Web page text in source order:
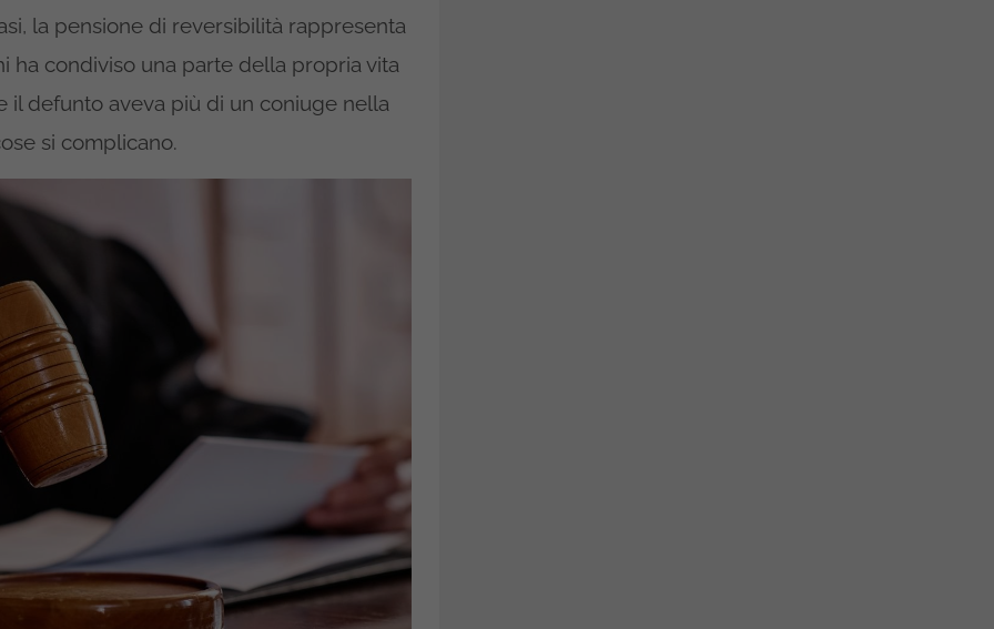
la pensione di reversibilità rappresenta
ha condiviso una parte della propria vita
il defunto aveva più di un coniuge nella
si complicano.